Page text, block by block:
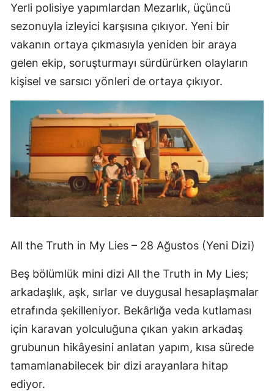
Yerli polisiye yapımlardan Mezarlık, üçüncü
sezonuyla izleyici karşısına çıkıyor. Yeni bir
vakanın ortaya çıkmasıyla yeniden bir araya
gelen ekip, soruşturmayı sürdürürken olayların
kişisel ve sarsıcı yönleri de ortaya çıkıyor.
All the Truth in My Lies – 28 Ağustos (Yeni Dizi)
Beş bölümlük mini dizi All the Truth in My Lies;
arkadaşlık, aşk, sırlar ve duygusal hesaplaşmalar
etrafında şekilleniyor. Bekârlığa veda kutlaması
için karavan yolculuğuna çıkan yakın arkadaş
grubunun hikâyesini anlatan yapım, kısa sürede
tamamlanabilecek bir dizi arayanlara hitap
ediyor.